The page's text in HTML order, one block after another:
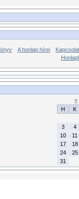
A honlap hírei
Kapcsolat
«
H
K
3
4
10
11
17
18
24
25
31